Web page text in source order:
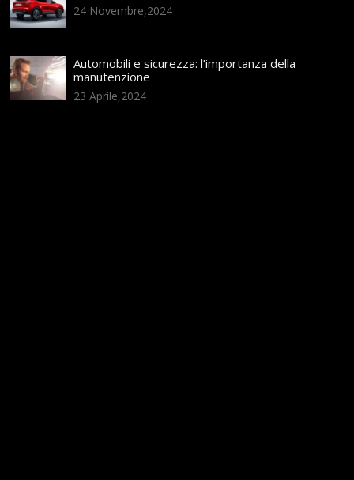
24 Novembre,2024
Automobili e sicurezza: l’importanza della
manutenzione
23 Aprile,2024